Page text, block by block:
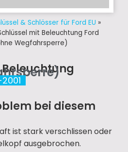
& Schlösser für Ford EU »
mit Beleuchtung Ford
Wegfahrsperre)
bei diesem
ist stark verschlissen oder
ausgebrochen.